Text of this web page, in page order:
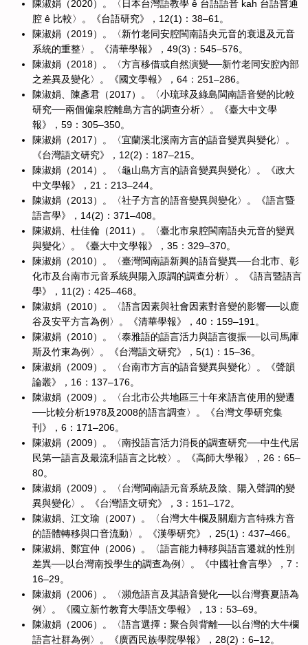
陳淑娟（2020）。〈日本台灣語教學 ê 台語語音 kah 台語普通
腔 ê 比較〉。《台語研究》，12(1)：38–61。
陳淑娟（2019）。〈新竹老同安腔閩南語央元音的衰退及元音
系統的重整〉。《清華學報》，49(3)：545–576。
陳淑娟（2018）。〈方言移借或自然演變──新竹老同安腔內部
之差異及變化〉。《國文學報》，64：251–286。
陳淑娟、陳彥君（2017）。〈小琉球及綠島閩南語音變的比較
研究──兩個偏泉腔離島方言的調查分析〉。《臺大中文學
報》，59：305–350。
陳淑娟（2017）。〈宜蘭溪北溪南方言的語音變異與變化〉。
《台灣語文研究》，12(2)：187–215。
陳淑娟（2014）。〈龜山島方言的語音變異與變化〉。《政大
中文學報》，21：213–244。
陳淑娟（2013）。〈社子方言的語音變異與變化〉。《語言暨
語言學》，14(2)：371–408。
陳淑娟、杜佳倫（2011）。〈臺北市泉腔閩南語央元音的變異
與變化〉。《臺大中文學報》，35：329–370。
陳淑娟（2010）。〈臺灣閩南語新興的語音變異──台北市、彰
化市及台南市元音系統與陽入原調的調查分析〉。《語言暨語言
學》，11(2)：425–468。
陳淑娟（2010）。〈語言因素與社會因素對音變的影響──以鹿
谷及安平方言為例〉。《清華學報》，40：159–191。
陳淑娟（2010）。〈泰雅語的語言活力與語言復振──以司馬庫
斯及竹東為例〉。《台灣語文研究》，5(1)：15–36。
陳淑娟（2009）。〈台南市方言的語音變異與變化〉。《聲韻
論叢》，16：137–176。
陳淑娟（2009）。〈台北市公共地區三十年來語言使用的變遷
──比較分析1978及2008的語言調查〉。《台灣文學研究集
刊》，6：171–206。
陳淑娟（2009）。〈南投語言活力消長的調查研究──中生代居
民第一語言及最流利語言之比較〉。《高師大學報》，26：65–
80。
陳淑娟（2009）。〈台灣閩南語元音系統及陰、陽入聲調的變
異與變化〉。《台灣語文研究》，3：151–172。
陳淑娟、江文瑜（2007）。〈台灣大牛欄及關廟方言特殊方音
的語體轉移與口音流動〉。《漢學研究》，25(1)：437–466。
陳淑娟、鄭宜仲（2006）。〈語言能力轉移與語言遷就的性別
差異──以台灣南投學生的調查為例〉。《中國社會言學》，7：
16–29。
陳淑娟（2006）。〈瀕危語言及其語音變化──以台灣賽夏語為
例〉。《國立新竹教育大學語文學報》，13：53–69。
陳淑娟（2006）。〈語言選擇：聚合與背離──以台灣的大牛欄
語言社群為例〉。《廣西民族學院學報》，28(2)：6–12。